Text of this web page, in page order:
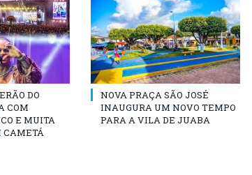
DO
COM
E MUITA
CAMETÁ
NOVA PRAÇA SÃO JOSÉ
INAUGURA UM NOVO TEMPO
PARA A VILA DE JUABA